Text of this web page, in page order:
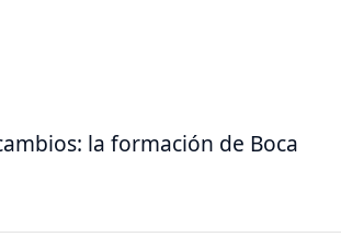
la formación de Boca